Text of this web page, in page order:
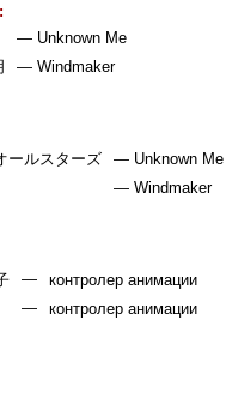
— Unknown Me
— Windmaker
ールスターズ — Unknown Me
— Windmaker
— контролер анимации
— контролер анимации